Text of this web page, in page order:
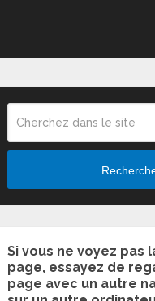
Si vous ne voyez pas
page, essayez de
page avec un autre